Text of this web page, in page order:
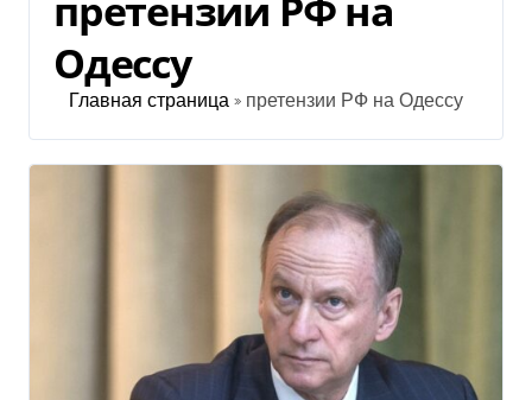
Одессу
Главная страница » претензии РФ на Одессу